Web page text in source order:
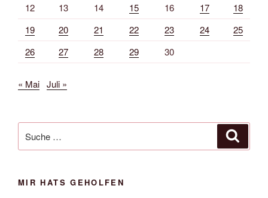
12
13 14 15 16 17
18
19
20 21 22 23 24
25
26
27 28 29 30
« Mai Juli »
nach:
MIR HATS GEHOLFEN